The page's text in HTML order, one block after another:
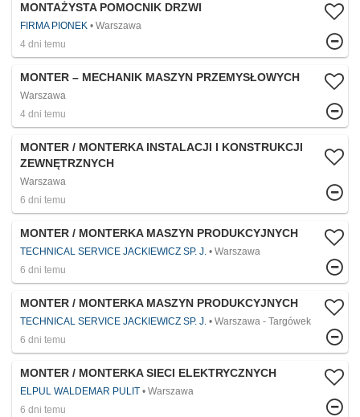
MONTAŻYSTA POMOCNIK DRZWI
FIRMA PIONEK
Warszawa
4 dni temu
MONTER – MECHANIK MASZYN PRZEMYSŁOWYCH
Warszawa
4 dni temu
MONTER / MONTERKA INSTALACJI I KONSTRUKCJI
ZEWNĘTRZNYCH
Warszawa
6 dni temu
MONTER / MONTERKA MASZYN PRODUKCYJNYCH
TECHNICAL SERVICE JACKIEWICZ SP. J.
Warszawa
6 dni temu
MONTER / MONTERKA MASZYN PRODUKCYJNYCH
TECHNICAL SERVICE JACKIEWICZ SP. J.
Warszawa - Targówek
6 dni temu
MONTER / MONTERKA SIECI ELEKTRYCZNYCH
ELPUL WALDEMAR PULIT
Warszawa
6 dni temu